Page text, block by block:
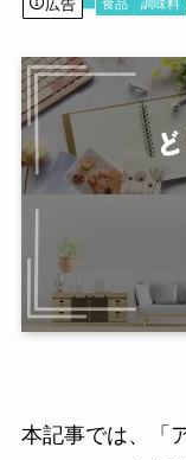
広告 食品 調味料
本記事では、「